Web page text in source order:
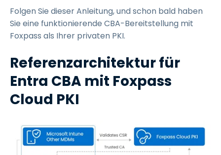
Folgen Sie dieser Anleitung, und schon bald haben
Sie eine funktionierende CBA-Bereitstellung mit
Foxpass als Ihrer privaten PKI.
Referenzarchitektur für
Entra CBA mit Foxpass
Cloud PKI